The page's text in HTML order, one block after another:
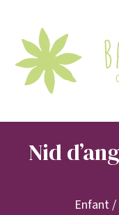
Nid
Enfant/